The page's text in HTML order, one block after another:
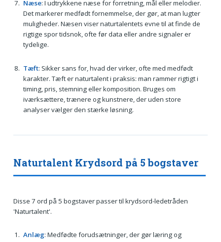
Næse: I udtrykkene næse for forretning, mål eller melodier.
Det markerer medfødt fornemmelse, der gør, at man lugter
muligheder. Næsen viser naturtalentets evne til at finde de
rigtige spor tidsnok, ofte før data eller andre signaler er
tydelige.
Tæft: Sikker sans for, hvad der virker, ofte med medfødt
karakter. Tæft er naturtalent i praksis: man rammer rigtigt i
timing, pris, stemning eller komposition. Bruges om
iværksættere, trænere og kunstnere, der uden store
analyser vælger den stærke løsning.
Naturtalent Krydsord på 5 bogstaver
Disse 7 ord på 5 bogstaver passer til krydsord-ledetråden
'Naturtalent'.
Anlæg: Medfødte forudsætninger, der gør læring og